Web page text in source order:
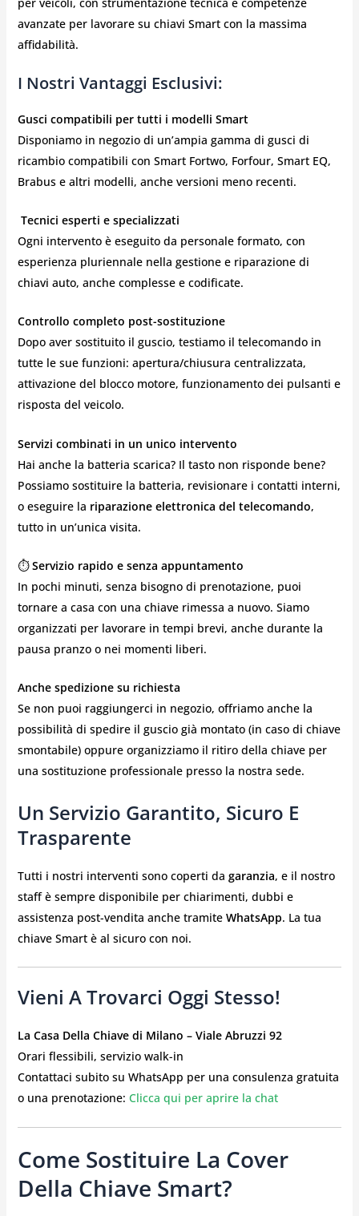
avanzate per lavorare su chiavi Smart con la massima
affidabilità.
I Nostri Vantaggi Esclusivi:
Gusci compatibili per tutti i modelli Smart
Disponiamo in negozio di un’ampia gamma di gusci di
ricambio compatibili con Smart Fortwo, Forfour, Smart EQ,
Brabus e altri modelli, anche versioni meno recenti.
Tecnici esperti e specializzati
Ogni intervento è eseguito da personale formato, con
esperienza pluriennale nella gestione e riparazione di
chiavi auto, anche complesse e codificate.
Controllo completo post-sostituzione
Dopo aver sostituito il guscio, testiamo il telecomando in
tutte le sue funzioni: apertura/chiusura centralizzata,
attivazione del blocco motore, funzionamento dei pulsanti e
risposta del veicolo.
Servizi combinati in un unico intervento
Hai anche la batteria scarica? Il tasto non risponde bene?
Possiamo sostituire la batteria, revisionare i contatti interni,
o eseguire la riparazione elettronica del telecomando,
tutto in un’unica visita.
⏱️Servizio rapido e senza appuntamento
In pochi minuti, senza bisogno di prenotazione, puoi
tornare a casa con una chiave rimessa a nuovo. Siamo
organizzati per lavorare in tempi brevi, anche durante la
pausa pranzo o nei momenti liberi.
Anche spedizione su richiesta
Se non puoi raggiungerci in negozio, offriamo anche la
possibilità di spedire il guscio già montato (in caso di chiave
smontabile) oppure organizziamo il ritiro della chiave per
una sostituzione professionale presso la nostra sede.
Un Servizio Garantito, Sicuro E
Trasparente
Tutti i nostri interventi sono coperti da garanzia, e il nostro
staff è sempre disponibile per chiarimenti, dubbi e
assistenza post-vendita anche tramite WhatsApp. La tua
chiave Smart è al sicuro con noi.
Vieni A Trovarci Oggi Stesso!
La Casa Della Chiave di Milano – Viale Abruzzi 92
Orari flessibili, servizio walk-in
Contattaci subito su WhatsApp per una consulenza gratuita
o una prenotazione: Clicca qui per aprire la chat
Come Sostituire La Cover
Della Chiave Smart?